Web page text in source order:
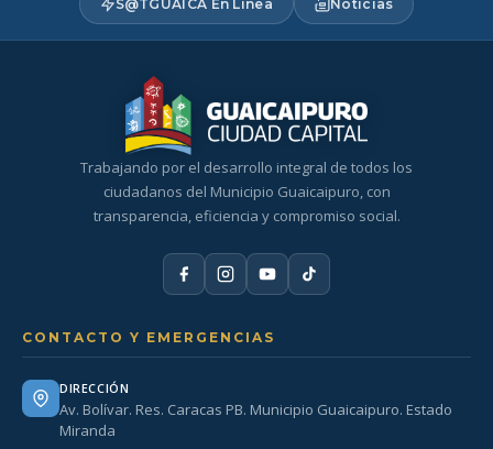
S@TGUAICA En Línea Noticias
Trabajando por el desarrollo integral de todos los
ciudadanos del Municipio Guaicaipuro, con
transparencia, eficiencia y compromiso social.
CONTACTO Y EMERGENCIAS
DIRECCIÓN
Av. Bolívar. Res. Caracas PB. Municipio Guaicaipuro. Estado
Miranda